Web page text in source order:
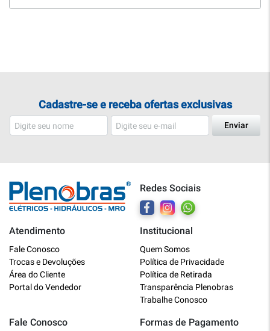
Cadastre-se e receba ofertas exclusivas
Enviar
Redes Sociais
Atendimento
Fale Conosco
Trocas e Devoluções
Área do Cliente
Portal do Vendedor
Institucional
Quem Somos
Política de Privacidade
Política de Retirada
Transparência Plenobras
Trabalhe Conosco
Fale Conosco Formas de Pagamento
Online
Bem vindo a Plenobras! Aqui você
encontra toda a linha de materiais